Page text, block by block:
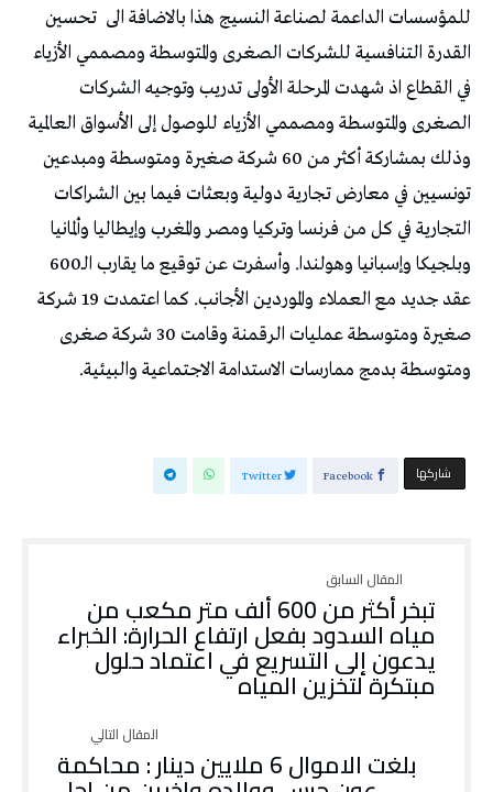
للمؤسسات الداعمة لصناعة النسيج هذا بالاضافة الى تحسين
القدرة التنافسية للشركات الصغرى والمتوسطة ومصممي الأزياء
في القطاع اذ شهدت المرحلة الأولى تدريب وتوجيه الشركات
الصغرى والمتوسطة ومصممي الأزياء للوصول إلى الأسواق العالمية
وذلك بمشاركة أكثر من 60 شركة صغيرة ومتوسطة ومبدعين
تونسيين في معارض تجارية دولية وبعثات فيما بين الشراكات
التجارية في كل من فرنسا وتركيا ومصر والمغرب وإيطاليا وألمانيا
وبلجيكا وإسبانيا وهولندا. وأسفرت عن توقيع ما يقارب الـ600
عقد جديد مع العملاء والموردين الأجانب. كما اعتمدت 19 شركة
صغيرة ومتوسطة عمليات الرقمنة وقامت 30 شركة صغرى
ومتوسطة بدمج ممارسات الاستدامة الاجتماعية والبيئية.
‫‫ شاركها‬ Facebook
Twitter
تبخر أكثر من 600 ألف متر مكعب من
مياه السدود بفعل ارتفاع الحرارة: الخبراء
يدعون إلى التسريع في اعتماد حلول
مبتكرة لتخزين المياه
بلغت الاموال 6 ملايين دينار : محاكمة